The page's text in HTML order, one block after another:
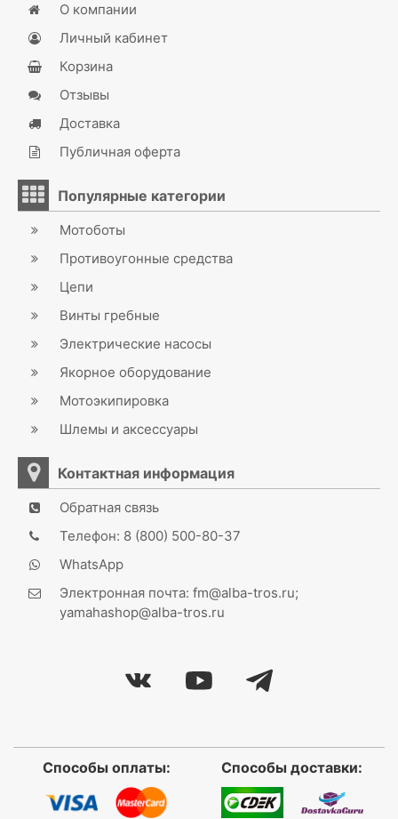
О компании
Личный кабинет
Корзина
Отзывы
Доставка
Публичная оферта
Популярные категории
Мотоботы
Противоугонные средства
Цепи
Винты гребные
Электрические насосы
Якорное оборудование
Мотоэкипировка
Шлемы и аксессуары
Контактная информация
Обратная связь
Телефон: 8 (800) 500-80-37
WhatsApp
Электронная почта: fm@alba-tros.ru;
yamahashop@alba-tros.ru
Способы оплаты: Способы доставки: